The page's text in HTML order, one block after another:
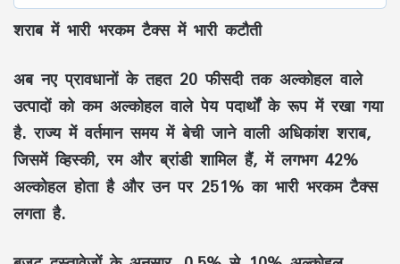
शराब में भारी भरकम टैक्स में भारी कटौती
अब नए प्रावधानों के तहत 20 फीसदी तक अल्कोहल वाले
उत्पादों को कम अल्कोहल वाले पेय पदार्थों के रूप में रखा गया
है. राज्य में वर्तमान समय में बेची जाने वाली अधिकांश शराब,
जिसमें व्हिस्की, रम और ब्रांडी शामिल हैं, में लगभग 42%
अल्कोहल होता है और उन पर 251% का भारी भरकम टैक्स
लगता है.